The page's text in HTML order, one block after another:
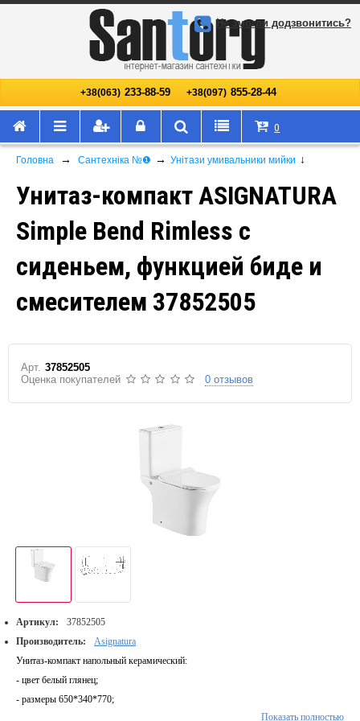
+38(063) 233-88-59 +38(097) 855-28-44
Не змогли додзвонитись?
0
Головна → Сантехніка №❶ → Унітази умивальники мийки ↓
Унитаз-компакт ASIGNATURA
Simple Bend Rimless с
сиденьем, функцией биде и
смесителем 37852505
Арт. 37852505
Оценка покупателей
0 отзывов
Артикул:
37852505
Производитель:
Asignatura
Унитаз-компакт напольный керамический:
- цвет белый глянец;
- размеры 650*340*770;
Показать полностью